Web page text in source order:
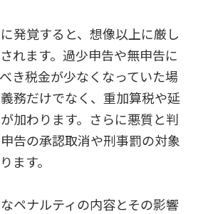
発覚すると、想像以上に厳し
れます。過少申告や無申告に
き税金が少なくなっていた場
務だけでなく、重加算税や延
加わります。さらに悪質と判
告の承認取消や刑事罰の対象
ます。
ペナルティの内容とその影響